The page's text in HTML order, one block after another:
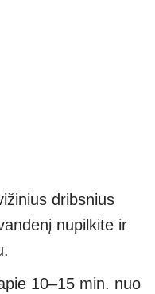
dribsnius
nupilkite ir
10–15 min. nuo